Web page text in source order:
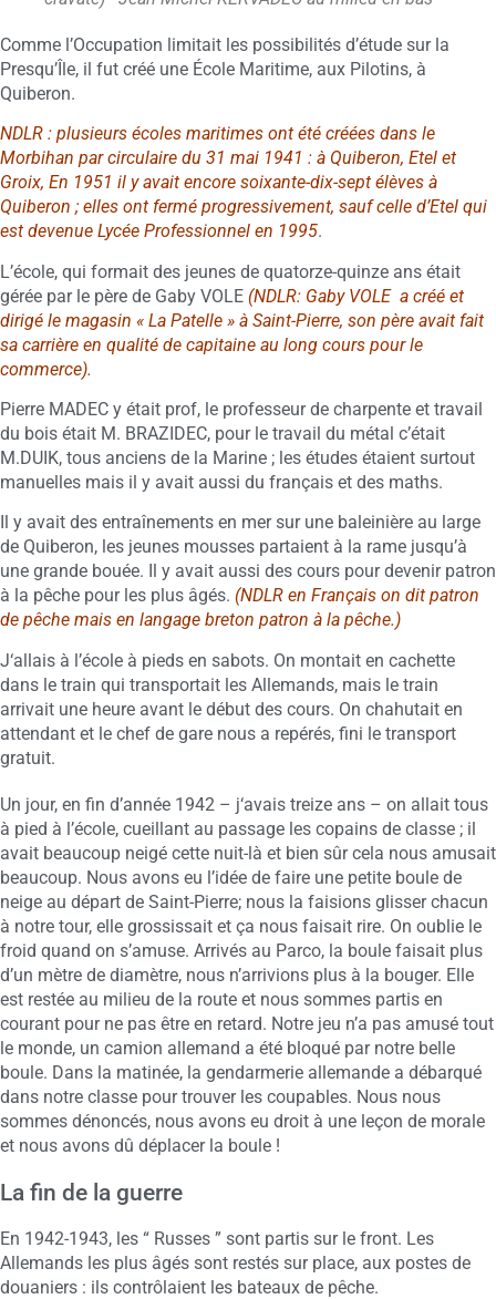
Comme l’Occupation limitait les possibilités d’étude sur la
Presqu’Île, il fut créé une École Maritime, aux Pilotins, à
Quiberon.
NDLR : plusieurs écoles maritimes ont été créées dans le
Morbihan par circulaire du 31 mai 1941 : à Quiberon, Etel et
Groix, En 1951 il y avait encore soixante-dix-sept élèves à
Quiberon ; elles ont fermé progressivement, sauf celle d’Etel qui
est devenue Lycée Professionnel en 1995.
L’école, qui formait des jeunes de quatorze-quinze ans était
gérée par le père de Gaby VOLE (NDLR: Gaby VOLE a créé et
dirigé le magasin « La Patelle » à Saint-Pierre, son père avait fait
sa carrière en qualité de capitaine au long cours pour le
commerce).
Pierre MADEC y était prof, le professeur de charpente et travail
du bois était M. BRAZIDEC, pour le travail du métal c’était
M.DUIK, tous anciens de la Marine ; les études étaient surtout
manuelles mais il y avait aussi du français et des maths.
Il y avait des entraînements en mer sur une baleinière au large
de Quiberon, les jeunes mousses partaient à la rame jusqu’à
une grande bouée. Il y avait aussi des cours pour devenir patron
à la pêche pour les plus âgés. (NDLR en Français on dit patron
de pêche mais en langage breton patron à la pêche.)
J‘allais à l’école à pieds en sabots. On montait en cachette
dans le train qui transportait les Allemands, mais le train
arrivait une heure avant le début des cours. On chahutait en
attendant et le chef de gare nous a repérés, fini le transport
gratuit.
Un jour, en fin d’année 1942 – j‘avais treize ans – on allait tous
à pied à l’école, cueillant au passage les copains de classe ; il
avait beaucoup neigé cette nuit-là et bien sûr cela nous amusait
beaucoup. Nous avons eu l’idée de faire une petite boule de
neige au départ de Saint-Pierre; nous la faisions glisser chacun
à notre tour, elle grossissait et ça nous faisait rire. On oublie le
froid quand on s’amuse. Arrivés au Parco, la boule faisait plus
d’un mètre de diamètre, nous n’arrivions plus à la bouger. Elle
est restée au milieu de la route et nous sommes partis en
courant pour ne pas être en retard. Notre jeu n’a pas amusé tout
le monde, un camion allemand a été bloqué par notre belle
boule. Dans la matinée, la gendarmerie allemande a débarqué
dans notre classe pour trouver les coupables. Nous nous
sommes dénoncés, nous avons eu droit à une leçon de morale
et nous avons dû déplacer la boule !
La fin de la guerre
En 1942-1943, les “ Russes ” sont partis sur le front. Les
Allemands les plus âgés sont restés sur place, aux postes de
douaniers : ils contrôlaient les bateaux de pêche.